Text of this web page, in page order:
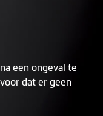
een ongeval te
dat er geen